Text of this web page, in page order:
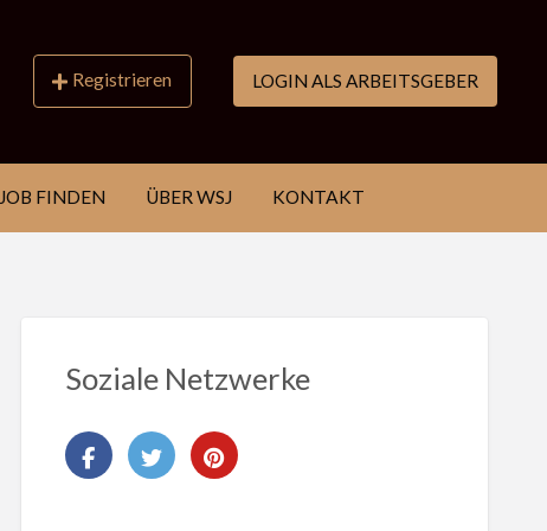
Registrieren LOGIN ALS ARBEITSGEBER
JOB FINDEN ÜBER WSJ KONTAKT
Soziale Netzwerke